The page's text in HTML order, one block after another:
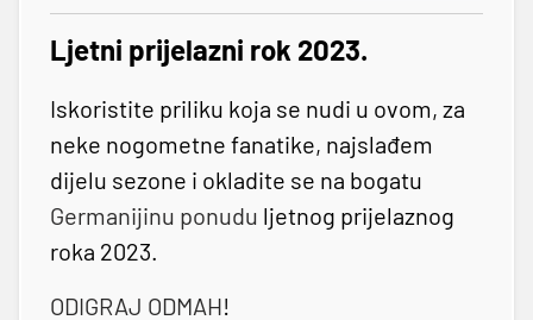
Ljetni prijelazni rok 2023.
Iskoristite priliku koja se nudi u ovom, za
neke nogometne fanatike, najslađem
dijelu sezone i okladite se na bogatu
Germanijinu ponudu ljetnog prijelaznog
roka 2023.
ODIGRAJ ODMAH!